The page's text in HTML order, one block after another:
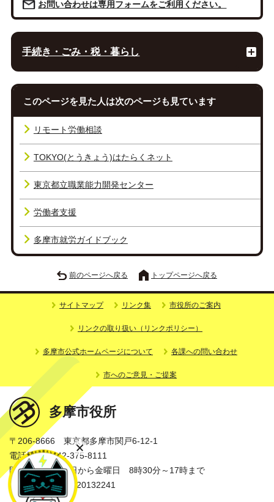
お問い合わせは専用フォームをご利用ください。
手続き・ごみ・税・暮らし
このページを見た人は次のページも見ています
リモート労働相談
TOKYO(とうきょう)はたらくネット
東京都立職業能力開発センター
労働者支援
多摩市就労ガイドブック
前のページへ戻る トップページへ戻る
サイトマップ リンク集 市役所のご案内
リンクの取り扱い（リンクポリシー）
多摩市公式ホームページについて 各課への問い合わせ
市へのご意見・ご提案
多摩市役所
〒206-8666 東京都多摩市関戸6-12-1
電話番号：042-375-8111
開庁時間：月曜日から金曜日 8時30分～17時まで
法人番号：3000020132241